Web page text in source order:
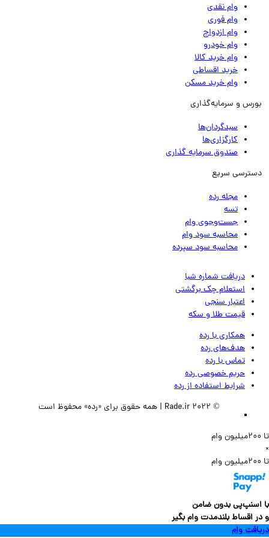
وام نقدی
وام فوری
وام ازدواج
وام خودرو
وام خرید کالا
خرید اقساطی
وام خرید مسکن
و سرمایه‌گذاری
سبدگردان‌ها
کارگزاری‌ها
صندوق سرمایه گذاری
سریع
مجله رده
تسه
جست‌وجوی وام
محاسبه سود وام
محاسبه سود سپرده
دریافت شماره شبا
استعلام چک برگشتی
اعتبار سنجی
قیمت طلا و سکه
همکاری با رده
هدف‌های رده
تماس‌ با‌ رده
حریم خصوصی رده
شرایط استفاده از رده
بدون ضامن
بلندمدت وام بگیر
وام